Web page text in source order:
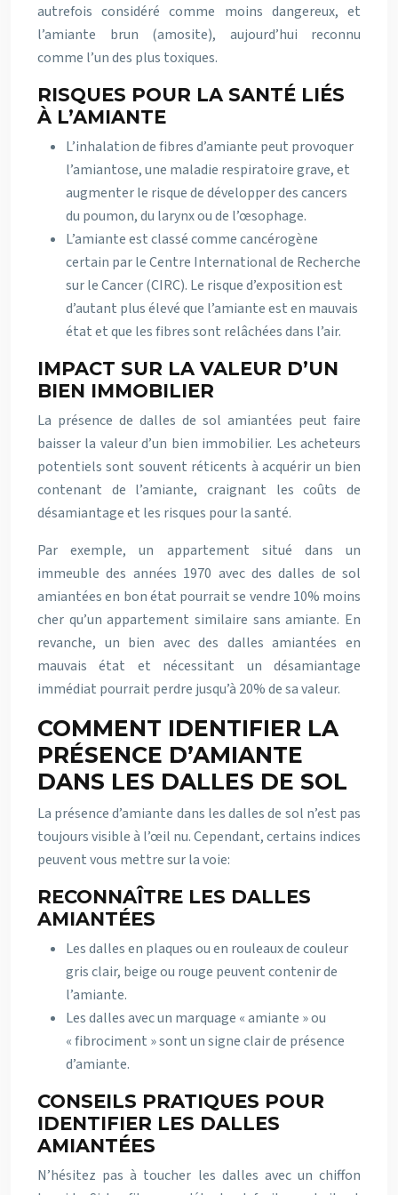
autrefois considéré comme moins dangereux, et
l’amiante brun (amosite), aujourd’hui reconnu
comme l’un des plus toxiques.
RISQUES POUR LA SANTÉ LIÉS
À L’AMIANTE
L’inhalation de fibres d’amiante peut provoquer
l’amiantose, une maladie respiratoire grave, et
augmenter le risque de développer des cancers
du poumon, du larynx ou de l’œsophage.
L’amiante est classé comme cancérogène
certain par le Centre International de Recherche
sur le Cancer (CIRC). Le risque d’exposition est
d’autant plus élevé que l’amiante est en mauvais
état et que les fibres sont relâchées dans l’air.
IMPACT SUR LA VALEUR D’UN
BIEN IMMOBILIER
La présence de dalles de sol amiantées peut faire
baisser la valeur d’un bien immobilier. Les acheteurs
potentiels sont souvent réticents à acquérir un bien
contenant de l’amiante, craignant les coûts de
désamiantage et les risques pour la santé.
Par exemple, un appartement situé dans un
immeuble des années 1970 avec des dalles de sol
amiantées en bon état pourrait se vendre 10% moins
cher qu’un appartement similaire sans amiante. En
revanche, un bien avec des dalles amiantées en
mauvais état et nécessitant un désamiantage
immédiat pourrait perdre jusqu’à 20% de sa valeur.
COMMENT IDENTIFIER LA
PRÉSENCE D’AMIANTE
DANS LES DALLES DE SOL
La présence d’amiante dans les dalles de sol n’est pas
toujours visible à l’œil nu. Cependant, certains indices
peuvent vous mettre sur la voie:
RECONNAÎTRE LES DALLES
AMIANTÉES
Les dalles en plaques ou en rouleaux de couleur
gris clair, beige ou rouge peuvent contenir de
l’amiante.
Les dalles avec un marquage « amiante » ou
« fibrociment » sont un signe clair de présence
d’amiante.
CONSEILS PRATIQUES POUR
IDENTIFIER LES DALLES
AMIANTÉES
N’hésitez pas à toucher les dalles avec un chiffon